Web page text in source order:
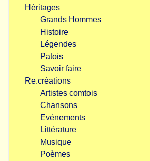
Héritages
Grands Hommes
Histoire
Légendes
Patois
Savoir faire
Re.créations
Artistes comtois
Chansons
Evénements
Littérature
Musique
Poèmes